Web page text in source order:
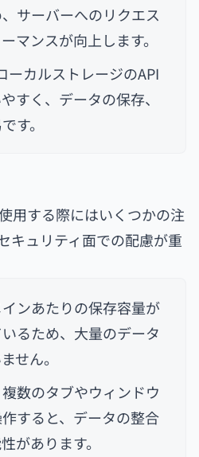
サーバーへのリクエス
マンスが向上します。
ーカルストレージのAPI
すく、データの保存、
す。
用する際にはいくつかの注
キュリティ面での配慮が重
ンあたりの保存容量が
るため、大量のデータ
せん。
数のタブやウィンドウ
すると、データの整合
があります。